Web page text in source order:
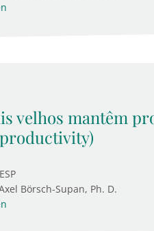
velhos mantêm
Börsch-Supan, Ph. D.